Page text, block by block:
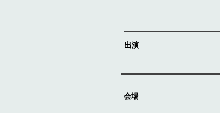
出演
​会場